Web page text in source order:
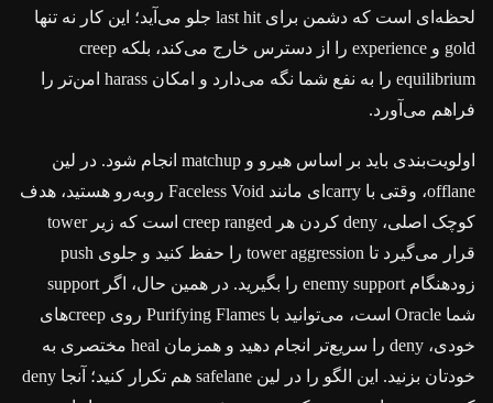
لحظه‌ای است که دشمن برای last hit جلو می‌آید؛ این کار نه تنها
gold و experience را از دسترس خارج می‌کند، بلکه creep
equilibrium را به نفع شما نگه می‌دارد و امکان harass امن‌تر را
فراهم می‌آورد.
اولویت‌بندی باید بر اساس هیرو و matchup انجام شود. در لین
offlane، وقتی با carryای مانند Faceless Void روبه‌رو هستید، هدف
کوچک اصلی، deny کردن هر creep ranged است که زیر tower
قرار می‌گیرد تا tower aggression را حفظ کنید و جلوی push
زودهنگام enemy support را بگیرید. در همین حال، اگر support
شما Oracle است، می‌توانید با Purifying Flames روی creepهای
خودی، deny را سریع‌تر انجام دهید و همزمان heal مختصری به
خودتان بزنید. این الگو را در لین safelane هم تکرار کنید؛ آنجا deny